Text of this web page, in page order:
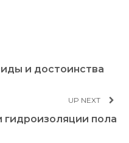
и достоинства
UP NEXT
гидроизоляции пола